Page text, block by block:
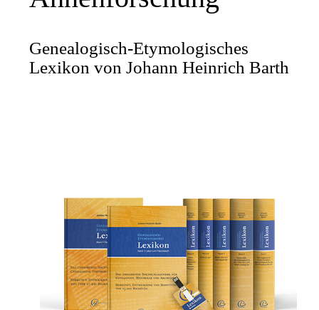
Genealogisch-Etymologisches
Lexikon von Johann Heinrich Barth